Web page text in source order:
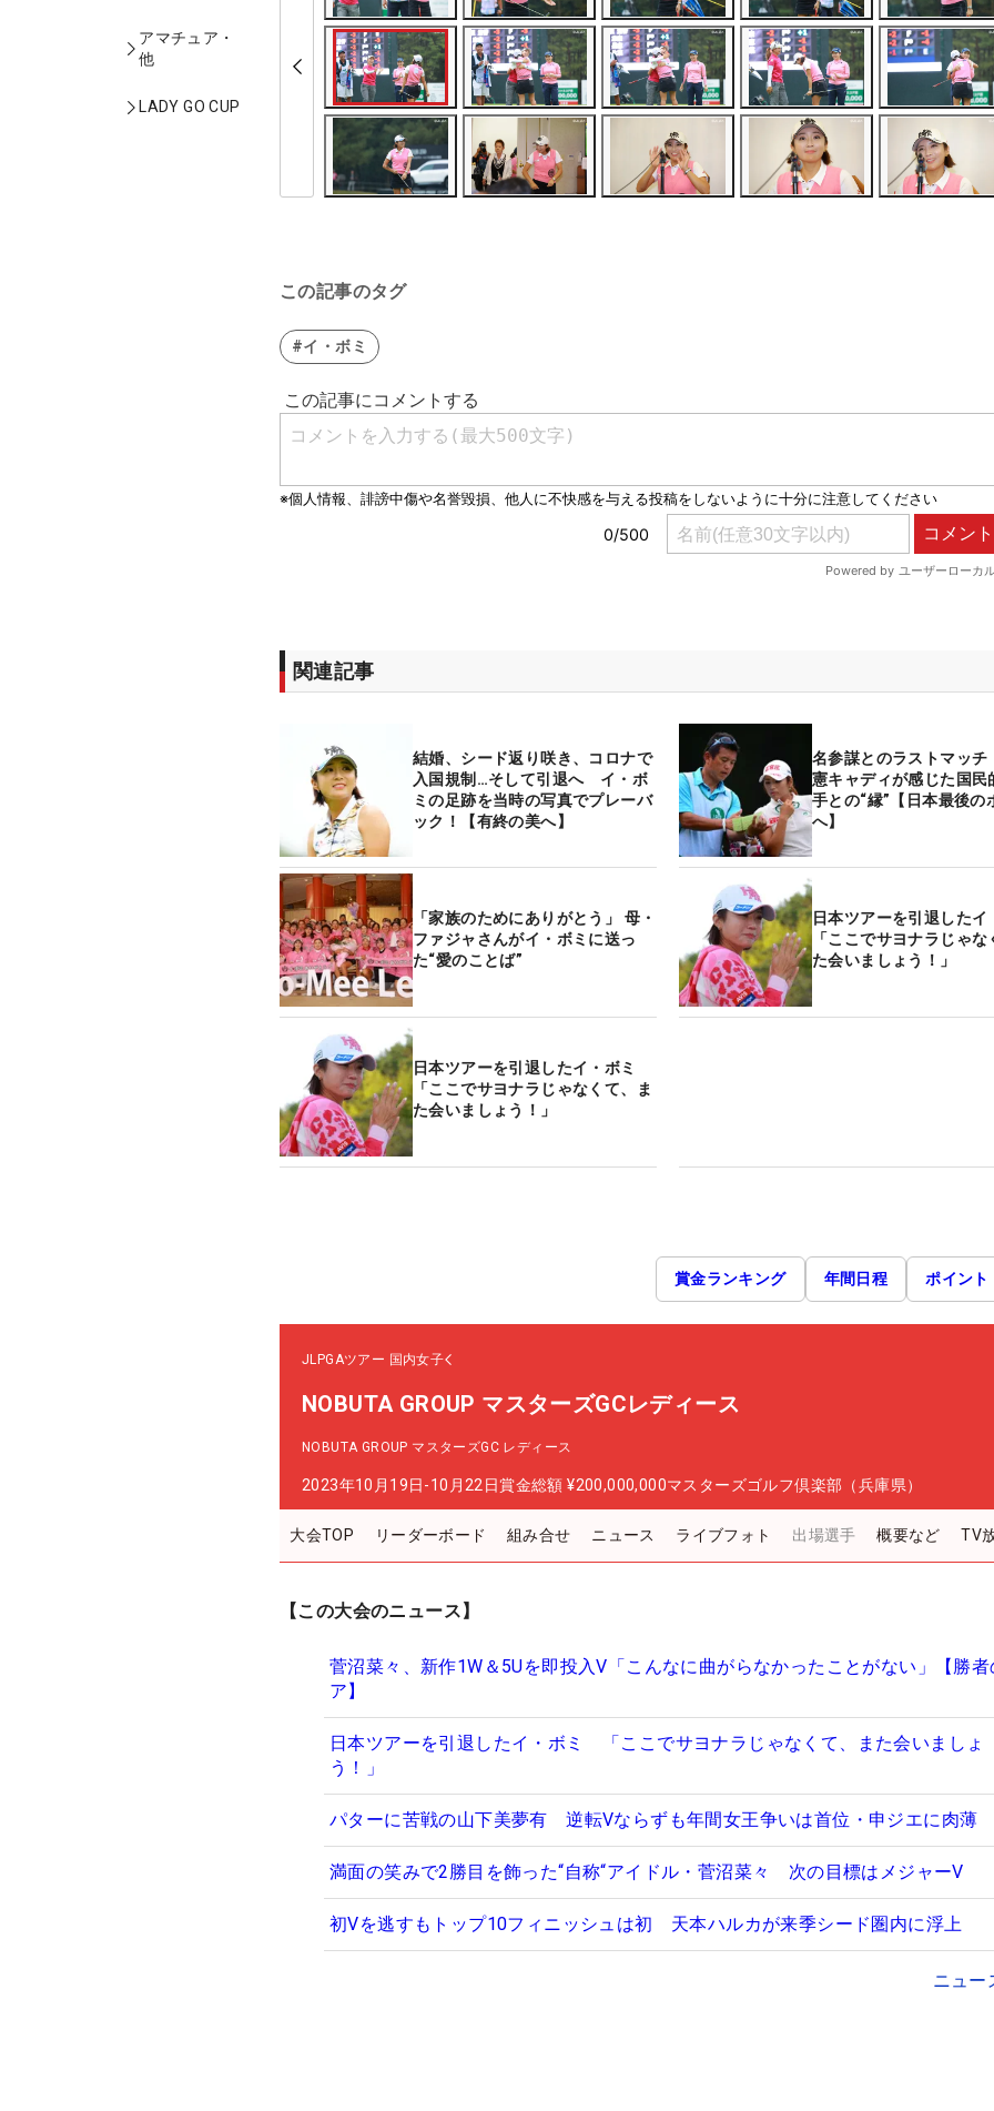
アマチュア・
他
LADY GO CUP
この記事のタグ
#イ・ボミ
関連記事
結婚、シード返り咲き、コロナで
入国規制…そして引退へ イ・ボ
ミの足跡を当時の写真でプレーバ
ック！【有終の美へ】
名参謀とのラストマッ
憲キャディが感じた国民
手との“縁”【日本最後の
へ】
「家族のためにありがとう」 母・
ファジャさんがイ・ボミに送っ
た“愛のことば”
日本ツアーを引退した
「ここでサヨナラじゃ
た会いましょう！」
日本ツアーを引退したイ・ボミ
「ここでサヨナラじゃなくて、ま
た会いましょう！」
賞金ランキング 年間日程 ポイント
JLPGAツアー 国内女子
NOBUTA GROUP マスターズGCレディース
NOBUTA GROUP マスターズGC レディース
2023年10月19日-10月22日賞金総額 ¥200,000,000マスターズゴルフ倶楽部（兵庫県）
大会TOP リーダーボード 組み合せ ニュース ライブフォト 出場選手 概要など TV
【この大会のニュース】
菅沼菜々、新作1W＆5Uを即投入V「こんなに曲がらなかったことがない」【勝者
ア】
日本ツアーを引退したイ・ボミ 「ここでサヨナラじゃなくて、また会いましょ
う！」
パターに苦戦の山下美夢有 逆転Vならずも年間女王争いは首位・申ジエに肉薄
満面の笑みで2勝目を飾った“自称“アイドル・菅沼菜々 次の目標はメジャーV
初Vを逃すもトップ10フィニッシュは初 天本ハルカが来季シード圏内に浮上
ニュー